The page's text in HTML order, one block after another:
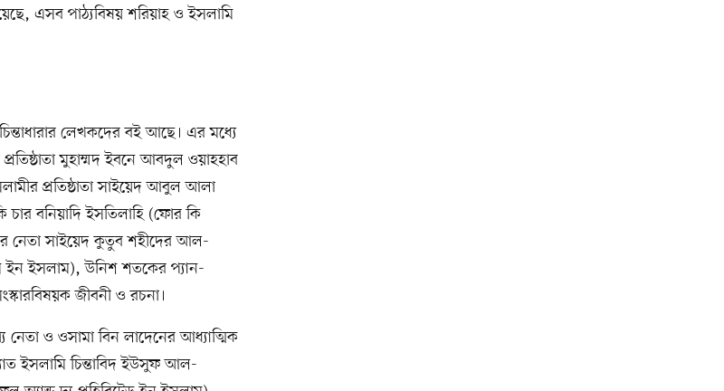
এসব পাঠ্যবিষয় শরিয়াহ ও ইসলামি
লেখকদের বই আছে। এর মধ্যে
মুহাম্মদ ইবনে আবদুল ওয়াহহাব
প্রতিষ্ঠাতা সাইয়েদ আবুল আলা
বনিয়াদি ইসতিলাহি (ফোর কি
নেতা সাইয়েদ কুতুব শহীদের আল-
ইন ইসলাম), উনিশ শতকের প্যান-
জীবনী ও রচনা।
ও ওসামা বিন লাদেনের আধ্যাত্মিক
ইসলামি চিন্তাবিদ ইউসুফ আল-